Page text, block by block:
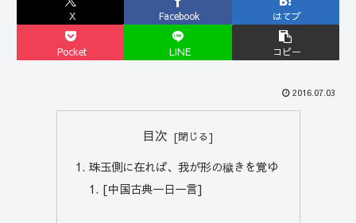
X Facebook はてブ
Pocket LINE コピー
2016.07.03
目次
珠玉側に在れば、我が形の穢きを覚ゆ
[中国古典一日一言]